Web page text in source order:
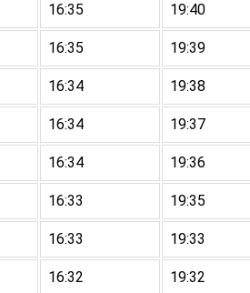
16:35 19:40
16:35 19:39
16:34 19:38
16:34 19:37
16:34 19:36
16:33 19:35
16:33 19:33
16:32 19:32